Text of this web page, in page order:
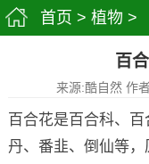
首页 > 植物 >
百
来源:酷自然 作
百合花是百合科、
丹、番韭、倒仙等